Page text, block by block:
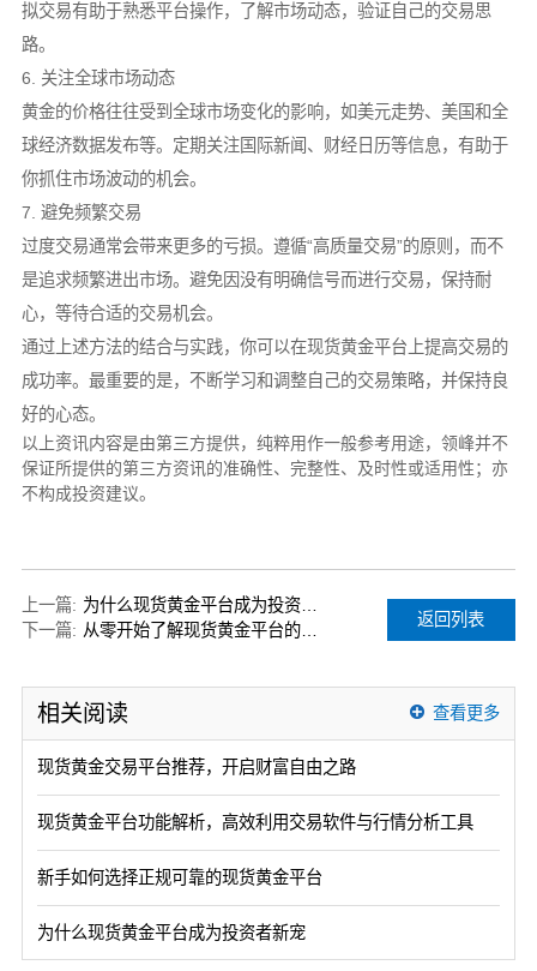
拟交易有助于熟悉平台操作，了解市场动态，验证自己的交易思
路。
6. 关注全球市场动态
黄金的价格往往受到全球市场变化的影响，如美元走势、美国和全
球经济数据发布等。定期关注国际新闻、财经日历等信息，有助于
你抓住市场波动的机会。
7. 避免频繁交易
过度交易通常会带来更多的亏损。遵循“高质量交易”的原则，而不
是追求频繁进出市场。避免因没有明确信号而进行交易，保持耐
心，等待合适的交易机会。
通过上述方法的结合与实践，你可以在现货黄金平台上提高交易的
成功率。最重要的是，不断学习和调整自己的交易策略，并保持良
好的心态。
以上资讯内容是由第三方提供，纯粹用作一般参考用途，领峰并不
保证所提供的第三方资讯的准确性、完整性、及时性或适用性；亦
不构成投资建议。
上一篇:
为什么现货黄金平台成为投资者新宠
下一篇:
从零开始了解现货黄金平台的投资机会
返回列表
相关阅读 查看更多
现货黄金交易平台推荐，开启财富自由之路
现货黄金平台功能解析，高效利用交易软件与行情分析工具
新手如何选择正规可靠的现货黄金平台
为什么现货黄金平台成为投资者新宠